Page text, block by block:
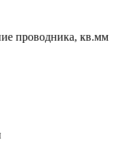
проводника, кв.мм